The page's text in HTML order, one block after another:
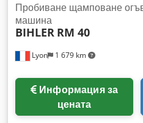
Lyon 1 679 km
Пробиване щамповане
машина
BIHLER RM 40
Информация за
цената